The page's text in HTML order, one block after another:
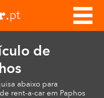
de
abaixo para
rent-a-car em Paphos